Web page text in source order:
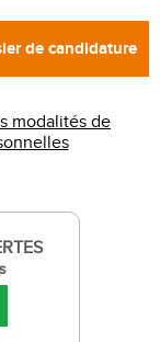
modalités de
vos données personnelles